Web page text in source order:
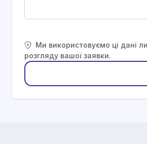
Ми використовуємо ці дані
розгляду вашої заявки.